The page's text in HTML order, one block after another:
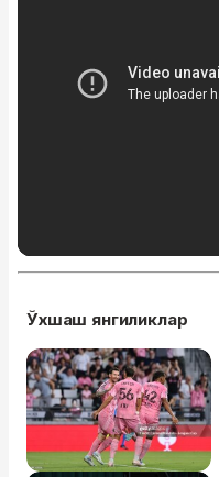
Ўхшаш янгиликлар